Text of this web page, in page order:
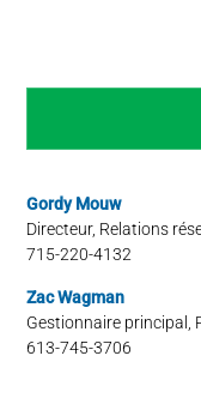
Gordy Mouw
Directeur, Relations
715-220-4132
Zac Wagman
Gestionnaire principal,
613-745-3706